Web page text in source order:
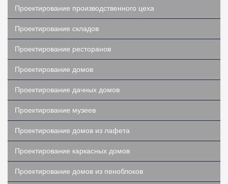
Проектирование производственного цеха
Проектирование складов
Проектирование ресторанов
Проектирование домов
Проектирование дачных домов
Проектирование музеев
Проектирование домов из лафета
Проектирование каркасных домов
Проектирование домов из пеноблоков